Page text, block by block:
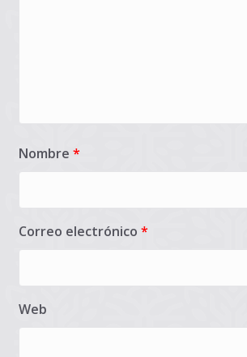
Nombre *
Correo electrónico *
Web